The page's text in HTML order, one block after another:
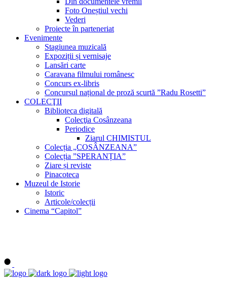
Foto Oneștiul vechi
Vederi
Proiecte în parteneriat
Evenimente
Stagiunea muzicală
Expoziții și vernisaje
Lansări carte
Caravana filmului românesc
Concurs ex-libris
Concursul național de proză scurtă ”Radu Rosetti”
COLECŢII
Biblioteca digitală
Colecţia Cosânzeana
Periodice
Ziarul CHIMISTUL
Colecția „COSÂNZEANA”
Colecția ”SPERANȚIA”
Ziare și reviste
Pinacoteca
Muzeul de Istorie
Istoric
Articole/colecții
Cinema “Capitol”